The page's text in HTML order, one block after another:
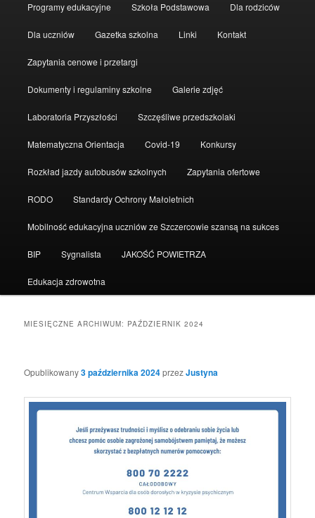
do
tekstu
do
widgetów
Programy edukacyjne Szkoła Podstawowa Dla rodziców
Dla uczniów Gazetka szkolna Linki Kontakt
Zapytania cenowe i przetargi
Dokumenty i regulaminy szkolne Galerie zdjęć
Laboratoria Przyszłości Szczęśliwe przedszkolaki
Matematyczna Orientacja Covid-19 Konkursy
Rozkład jazdy autobusów szkolnych Zapytania ofertowe
RODO Standardy Ochrony Małoletnich
Mobilność edukacyjna uczniów ze Szczercowie szansą na sukces
BIP Sygnalista JAKOŚĆ POWIETRZA
Edukacja zdrowotna
MIESIĘCZNE ARCHIWUM: PAŹDZIERNIK 2024
Opublikowany3 października 2024przezJustyna